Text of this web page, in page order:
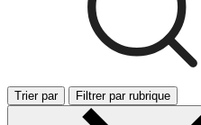
Trier par Filtrer par rubrique